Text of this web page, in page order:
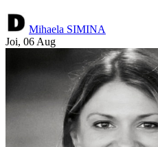
Mihaela SIMINA
Joi, 06 Aug